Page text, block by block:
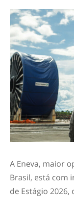
A Eneva, maior
Brasil, está com
de Estágio 2026,